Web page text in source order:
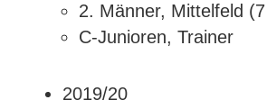
2. Männer, Mittelfeld
C-Junioren, Trainer
2019/20